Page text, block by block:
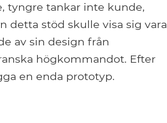
tyngre tankar inte kunde,
detta stöd skulle visa sig vara
av sin design från
högkommandot. Efter
en enda prototyp.